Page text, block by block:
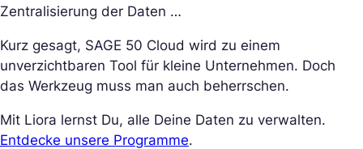
Zentralisierung der Daten …
Kurz gesagt, SAGE 50 Cloud wird zu einem
unverzichtbaren Tool für kleine Unternehmen. Doch
das Werkzeug muss man auch beherrschen.
Mit Liora lernst Du, alle Deine Daten zu verwalten.
Entdecke unsere Programme.